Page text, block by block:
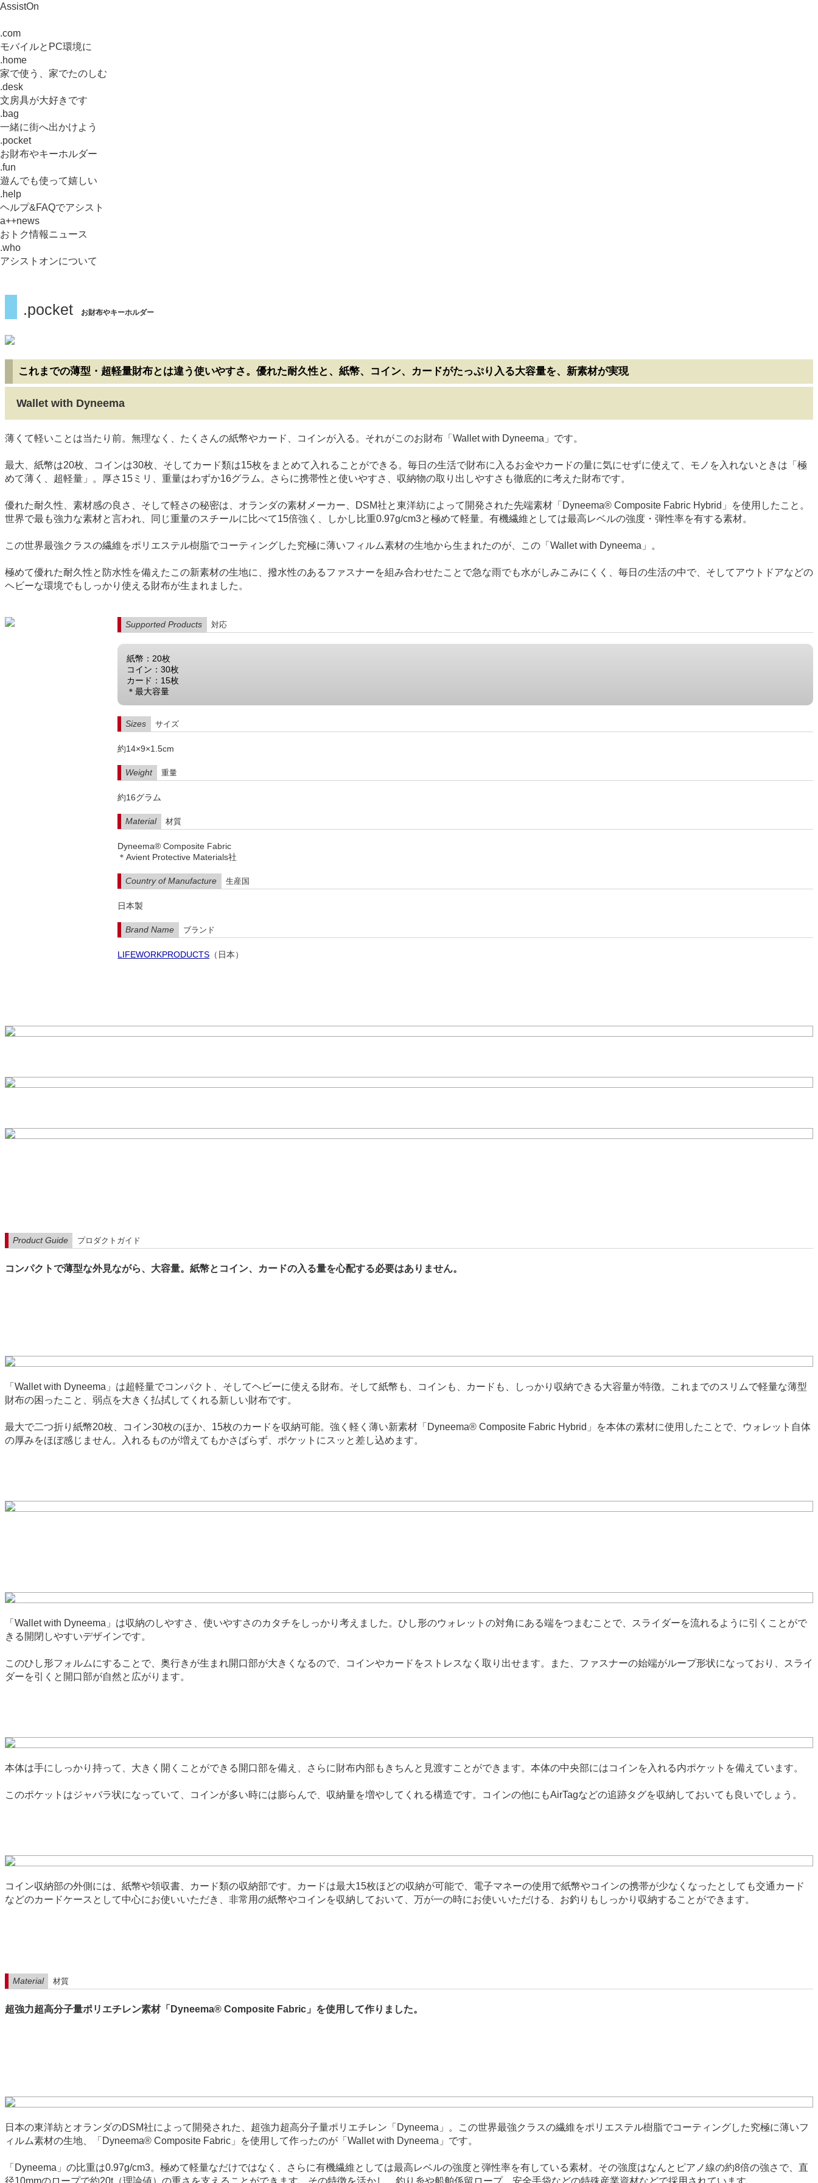
.pocket お財布やキーホルダー
これまでの薄型・超軽量財布とは違う使いやすさ。優れた耐久性と、紙幣、コイン、カードがたっぷり入る大容量を、新素材が実現
Wallet with Dyneema
薄くて軽いことは当たり前。無理なく、たくさんの紙幣やカード、コインが入る。それがこのお財布「Wallet with Dyneema」です。
最大、紙幣は20枚、コインは30枚、そしてカード類は15枚をまとめて入れることができる。毎日の生活で財布に入るお金やカードの量に気にせずに使えて、モノを入れないときは「極
めて薄く、超軽量」。厚さ15ミリ、重量はわずか16グラム。さらに携帯性と使いやすさ、収納物の取り出しやすさも徹底的に考えた財布です。
優れた耐久性、素材感の良さ、そして軽さの秘密は、オランダの素材メーカー、DSM社と東洋紡によって開発された先端素材「Dyneema® Composite Fabric Hybrid」を使用したこと。
世界で最も強力な素材と言われ、同じ重量のスチールに比べて15倍強く、しかし比重0.97g/cm3と極めて軽量。有機繊維としては最高レベルの強度・弾性率を有する素材。
この世界最強クラスの繊維をポリエステル樹脂でコーティングした究極に薄いフィルム素材の生地から生まれたのが、この「Wallet with Dyneema」。
極めて優れた耐久性と防水性を備えたこの新素材の生地に、撥水性のあるファスナーを組み合わせたことで急な雨でも水がしみこみにくく、毎日の生活の中で、そしてアウトドアなどの
ヘビーな環境でもしっかり使える財布が生まれました。
Supported Products 対応
紙幣：20枚
コイン：30枚
カード：15枚
＊最大容量
Sizes サイズ
約14×9×1.5cm
Weight 重量
約16グラム
Material 材質
Dyneema® Composite Fabric
＊Avient Protective Materials社
Country of Manufacture 生産国
日本製
Brand Name ブランド
LIFEWORKPRODUCTS （日本）
Product Guide プロダクトガイド
コンパクトで薄型な外見ながら、大容量。紙幣とコイン、カードの入る量を心配する必要はありません。
「Wallet with Dyneema」は超軽量でコンパクト、そしてヘビーに使える財布。そして紙幣も、コインも、カードも、しっかり収納できる大容量が特徴。これまでのスリムで軽量な薄型
財布の困ったこと、弱点を大きく払拭してくれる新しい財布です。
最大で二つ折り紙幣20枚、コイン30枚のほか、15枚のカードを収納可能。強く軽く薄い新素材「Dyneema® Composite Fabric Hybrid」を本体の素材に使用したことで、ウォレット自体
の厚みをほぼ感じません。入れるものが増えてもかさばらず、ポケットにスッと差し込めます。
「Wallet with Dyneema」は収納のしやすさ、使いやすさのカタチをしっかり考えました。ひし形のウォレットの対角にある端をつまむことで、スライダーを流れるように引くことがで
きる開閉しやすいデザインです。
このひし形フォルムにすることで、奥行きが生まれ開口部が大きくなるので、コインやカードをストレスなく取り出せます。また、ファスナーの始端がループ形状になっており、スライ
ダーを引くと開口部が自然と広がります。
本体は手にしっかり持って、大きく開くことができる開口部を備え、さらに財布内部もきちんと見渡すことができます。本体の中央部にはコインを入れる内ポケットを備えています。
このポケットはジャバラ状になっていて、コインが多い時には膨らんで、収納量を増やしてくれる構造です。コインの他にもAirTagなどの追跡タグを収納しておいても良いでしょう。
コイン収納部の外側には、紙幣や領収書、カード類の収納部です。カードは最大15枚ほどの収納が可能で、電子マネーの使用で紙幣やコインの携帯が少なくなったとしても交通カード
などのカードケースとして中心にお使いいただき、非常用の紙幣やコインを収納しておいて、万が一の時にお使いいただける、お釣りもしっかり収納することができます。
Material 材質
超強力超高分子量ポリエチレン素材「Dyneema® Composite Fabric」を使用して作りました。
日本の東洋紡とオランダのDSM社によって開発された、超強力超高分子量ポリエチレン「Dyneema」。この世界最強クラスの繊維をポリエステル樹脂でコーティングした究極に薄いフ
ィルム素材の生地、「Dyneema® Composite Fabric」を使用して作ったのが「Wallet with Dyneema」です。
「Dyneema」の比重は0.97g/cm3。極めて軽量なだけではなく、さらに有機繊維としては最高レベルの強度と弾性率を有している素材。その強度はなんとピアノ線の約8倍の強さで、直
径10mmのロープで約20t（理論値）の重さを支えることができます。その特徴を活かし、釣り糸や船舶係留ロープ、安全手袋などの特殊産業資材などで採用されています。
AssistOn
.com
モバイルとPC環境に
.home
家で使う、家でたのしむ
.desk
文房具が大好きです
.bag
一緒に街へ出かけよう
.pocket
お財布やキーホルダー
.fun
遊んでも使って嬉しい
.help
ヘルプ&FAQでアシスト
a++news
おトク情報ニュース
.who
アシストオンについて